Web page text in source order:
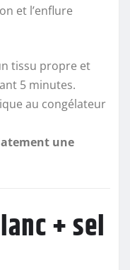
et l’enflure
tissu propre et
5 minutes.
au congélateur
une
+ sel